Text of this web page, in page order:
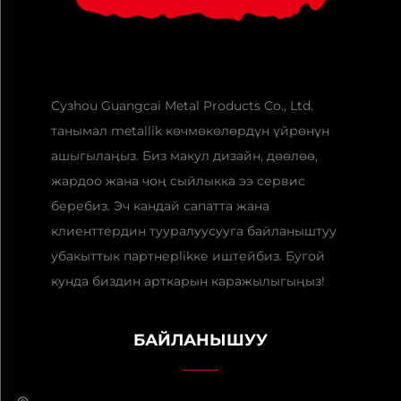
Сузhou Guangcai Metal Products Co., Ltd.
танымал metallik көчмөкөлөрдүн үйрөнүн
ашыгылаңыз. Биз макул дизайн, дөөлөө,
жардоо жана чоң сыйлыкка ээ сервис
беребиз. Эч кандай сапатта жана
клиенттердин тууралуусууга байланыштуу
убакыттык партнерlikке иштейбиз. Бугой
кунда биздин арткарын каражылыгыңыз!
БАЙЛАНЫШУУ